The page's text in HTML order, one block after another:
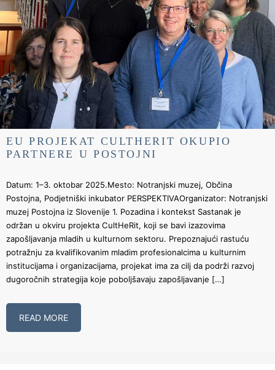
EU PROJEKAT CULTHERIT OKUPIO
PARTNERE U POSTOJNI
Datum: 1–3. oktobar 2025.Mesto: Notranjski muzej, Občina
Postojna, Podjetniški inkubator PERSPEKTIVAOrganizator: Notranjski
muzej Postojna iz Slovenije 1. Pozadina i kontekst Sastanak je
održan u okviru projekta CultHeRit, koji se bavi izazovima
zapošljavanja mladih u kulturnom sektoru. Prepoznajući rastuću
potražnju za kvalifikovanim mladim profesionalcima u kulturnim
institucijama i organizacijama, projekat ima za cilj da podrži razvoj
dugoročnih strategija koje poboljšavaju zapošljavanje […]
READ MORE